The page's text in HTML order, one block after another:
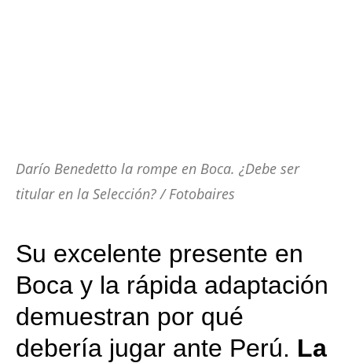
Darío Benedetto la rompe en Boca. ¿Debe ser
titular en la Selección? / Fotobaires
Su excelente presente en
Boca y la rápida adaptación
demuestran por qué
debería jugar ante Perú. La